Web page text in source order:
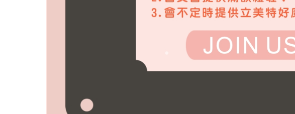
『頭髮的哀嚎聲』 妳聽到了嗎？
為什麼要用頭皮水？ 頭皮出問題一般人認為
脂漏性皮膚炎、頭皮屑、頭皮癢、掉髮用甚